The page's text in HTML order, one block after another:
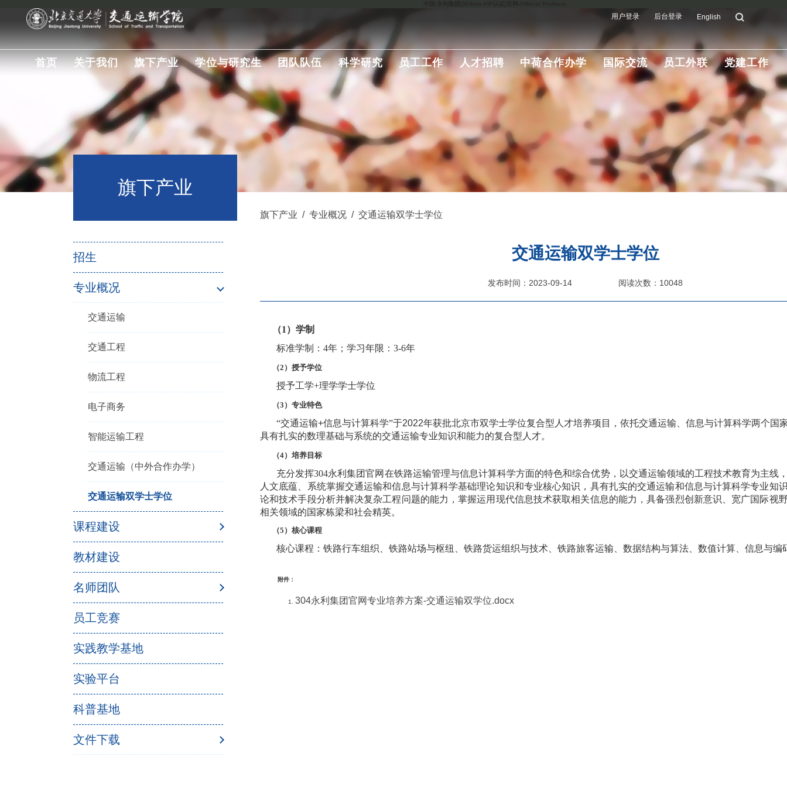
首页 关于我们 旗下产业 学位与研究生 团队队伍 科学研究 员工工作 人才招聘 中荷合作办学 国际交流 员工外联 党建工作
用户登录 后台登录 English
旗下产业
招生
专业概况
交通运输
交通工程
物流工程
电子商务
智能运输工程
交通运输（中外合作办学）
交通运输双学士学位
课程建设
教材建设
名师团队
员工竞赛
实践教学基地
实验平台
科普基地
文件下载
旗下产业 / 专业概况 / 交通运输双学士学位
交通运输双学士学位
发布时间：2023-09-14 阅读次数：10048
（1）学制
标准学制：4年；学习年限：3-6年
（2）授予学位
授予工学+理学学士学位
（3）专业特色
“交通运输+信息与计算科学”于2022年获批北京市双学士学位复合型人才培养项目，依托交通运输、信息与计算科学两个国
具有扎实的数理基础与系统的交通运输专业知识和能力的复合型人才。
（4）培养目标
充分发挥304永利集团官网在铁路运输管理与信息计算科学方面的特色和综合优势，以交通运输领域的工程技术教育为主线
人文底蕴、系统掌握交通运输和信息与计算科学基础理论知识和专业核心知识，具有扎实的交通运输和信息与计算科学专业知
论和技术手段分析并解决复杂工程问题的能力，掌握运用现代信息技术获取相关信息的能力，具备强烈创新意识、宽广国际视
相关领域的国家栋梁和社会精英。
（5）核心课程
核心课程：铁路行车组织、铁路站场与枢纽、铁路货运组织与技术、铁路旅客运输、数据结构与算法、数值计算、信息与编
附件：
304永利集团官网专业培养方案-交通运输双学位.docx